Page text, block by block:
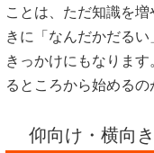
ことは、ただ知識を
きに「なんだかだる
きっかけにもなりま
るところから始めるの
仰向け・横向